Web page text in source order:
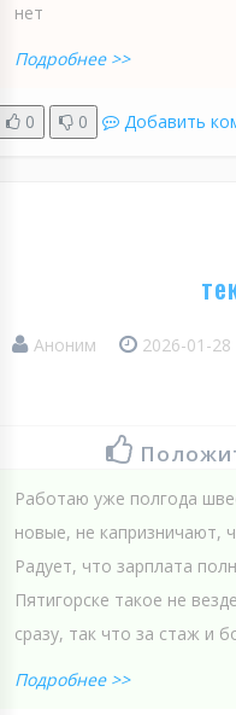
нет
Подробнее >>
0 0 Добавить
Аноним 2026-01-28
Работаю уже полгода
новые, не капризничают,
Радует, что зарплата
Пятигорске такое не
сразу, так что за стаж и
Подробнее >>